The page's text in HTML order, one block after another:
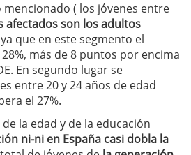
( los jóvenes entre
afectados son los adultos
ya que en este segmento el
más de 8 puntos por encima
En segundo lugar se
entre 20 y 24 años de edad
el 27%.
la edad y de la educación
ni-ni en España casi dobla la